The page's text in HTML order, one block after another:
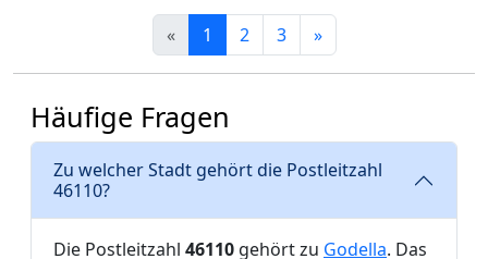
« 1 2 3 »
Häufige Fragen
Zu welcher Stadt gehört die Postleitzahl
46110?
Die Postleitzahl 46110 gehört zu Godella. Das